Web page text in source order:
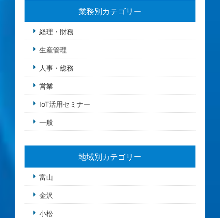
業務別カテゴリー
経理・財務
生産管理
人事・総務
営業
IoT活用セミナー
一般
地域別カテゴリー
富山
金沢
小松